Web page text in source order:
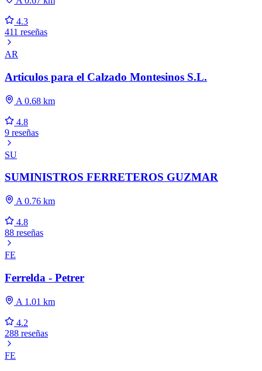
4.3
411 reseñas
AR
Articulos para el Calzado Montesinos S.L.
A 0.68 km
4.8
9 reseñas
SU
SUMINISTROS FERRETEROS GUZMAR
A 0.76 km
4.8
88 reseñas
FE
Ferrelda - Petrer
A 1.01 km
4.2
288 reseñas
FE